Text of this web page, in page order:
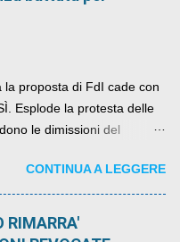
la proposta di FdI cade con
Esplode la protesta delle
le dimissioni del
CONTINUA A LEGGERE
RIMARRA'